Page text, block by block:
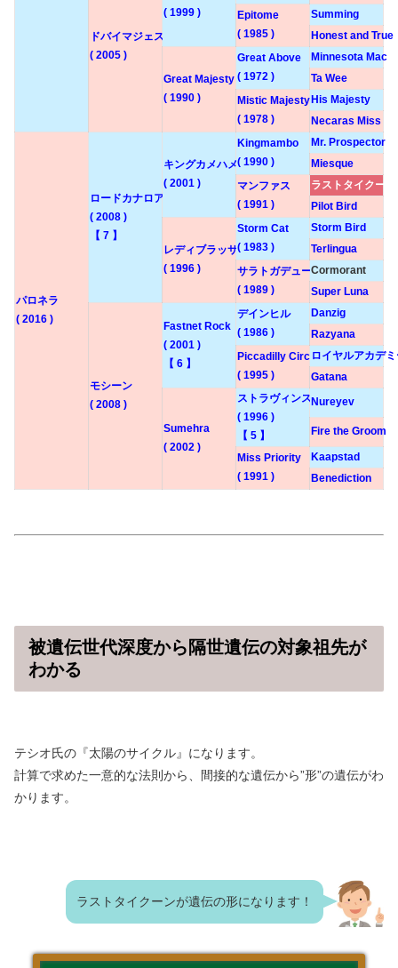
ドバイマジェスティ
( 2005 )
( 1999 )
Epitome
( 1985 )
Summing
Honest and True
Great Majesty
( 1990 )
Great Above
( 1972 )
Minnesota Mac
Ta Wee
Mistic Majesty
( 1978 )
His Majesty
Necaras Miss
パロネラ
( 2016 )
ロードカナロア
( 2008 )
【 7 】
キングカメハメハ
( 2001 )
Kingmambo
( 1990 )
Mr. Prospector
Miesque
マンファス
( 1991 )
ラストタイクーン
Pilot Bird
レディブラッサム
( 1996 )
Storm Cat
( 1983 )
Storm Bird
Terlingua
サラトガデュー
( 1989 )
Cormorant
Super Luna
モシーン
( 2008 )
Fastnet Rock
( 2001 )
【 6 】
デインヒル
( 1986 )
Danzig
Razyana
Piccadilly Circus
( 1995 )
ロイヤルアカデ
Gatana
Sumehra
( 2002 )
ストラヴィンスキー
( 1996 )
【 5 】
Nureyev
Fire the Groom
Miss Priority
( 1991 )
Kaapstad
Benediction
被遺伝世代深度から隔世遺伝の対象祖先が
わかる
テシオ氏の『太陽のサイクル』になります。
計算で求めた一意的な法則から、間接的な遺伝から”形”の遺伝がわ
かります。
ラストタイクーンが遺伝の形になります！